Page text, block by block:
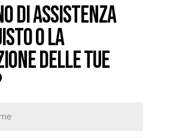
DI ASSISTENZA
O LA
DELLE TUE